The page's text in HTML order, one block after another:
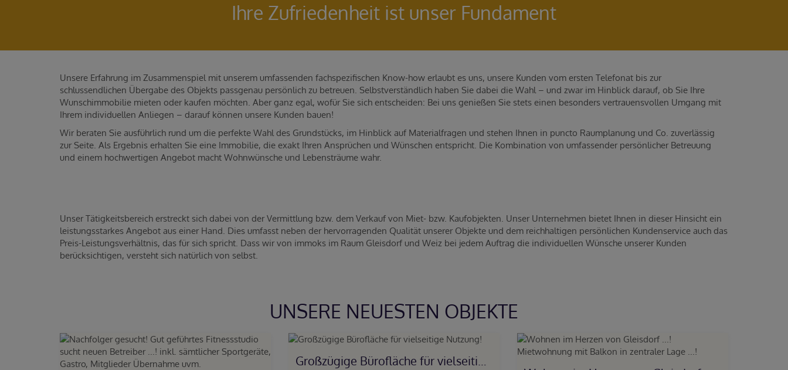
Ihre Zufriedenheit ist unser Fundament
Unsere Erfahrung im Zusammenspiel mit unserem umfassenden fachspezifischen Know-how erlaubt es uns, unsere Kunden vom ersten Telefonat bis zur
schlussendlichen Übergabe des Objekts passgenau persönlich zu betreuen. Selbstverständlich haben Sie dabei die Wahl – und zwar im Hinblick darauf, ob Sie Ihre
Wunschimmobilie mieten oder kaufen möchten. Aber ganz egal, wofür Sie sich entscheiden: Bei uns genießen Sie stets einen besonders vertrauensvollen Umgang mit
Ihrem individuellen Anliegen – darauf können unsere Kunden bauen!
Wir beraten Sie ausführlich rund um die perfekte Wahl des Grundstücks, im Hinblick auf Materialfragen und stehen Ihnen in puncto Raumplanung und Co. zuverlässig
zur Seite. Als Ergebnis erhalten Sie eine Immobilie, die exakt Ihren Ansprüchen und Wünschen entspricht. Die Kombination von umfassender persönlicher Betreuung
und einem hochwertigen Angebot macht Wohnwünsche und Lebensträume wahr.
Unser Tätigkeitsbereich erstreckt sich dabei von der Vermittlung bzw. dem Verkauf von Miet- bzw. Kaufobjekten. Unser Unternehmen bietet Ihnen in dieser Hinsicht ein
leistungsstarkes Angebot aus einer Hand. Dies umfasst neben der hervorragenden Qualität unserer Objekte und dem reichhaltigen persönlichen Kundenservice auch das
Preis-Leistungsverhältnis, das für sich spricht. Dass wir von immoks im Raum Gleisdorf und Weiz bei jedem Auftrag die individuellen Wünsche unserer Kunden
berücksichtigen, versteht sich natürlich von selbst.
UNSERE NEUESTEN OBJEKTE